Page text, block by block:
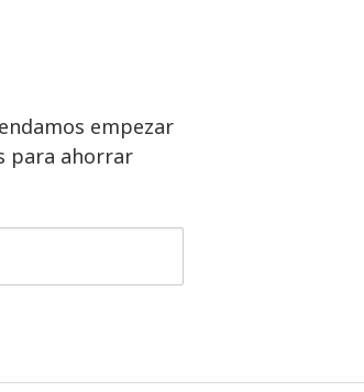
empezar
para ahorrar